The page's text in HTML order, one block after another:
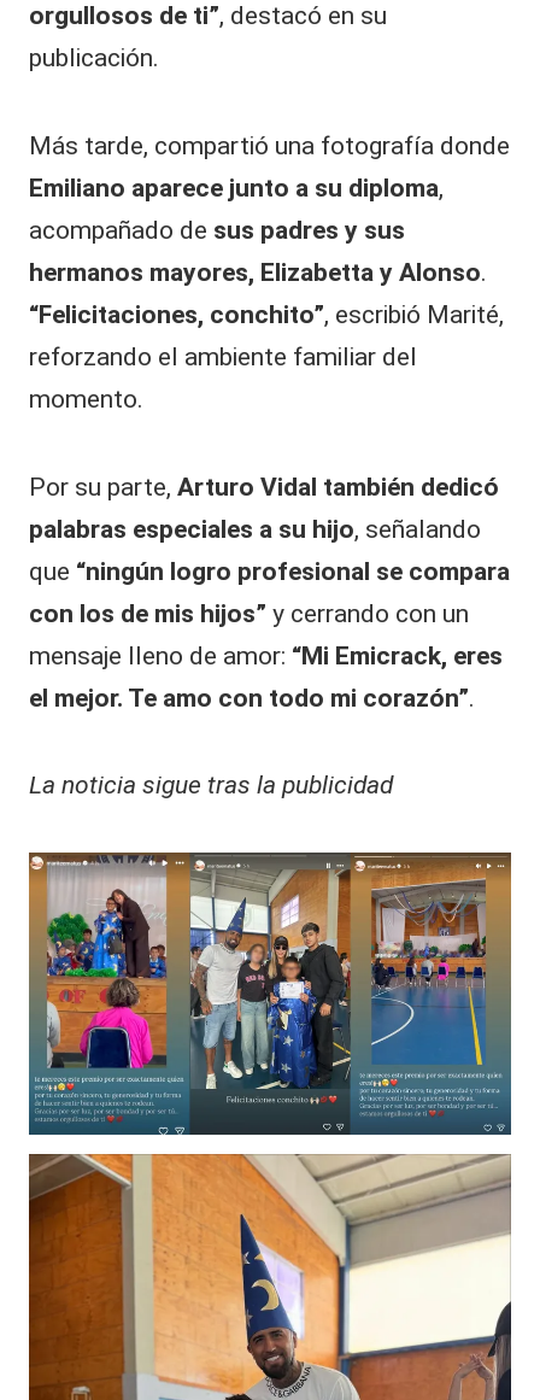
orgullosos de ti”, destacó en su
publicación.
Más tarde, compartió una fotografía donde
Emiliano aparece junto a su diploma,
acompañado de sus padres y sus
hermanos mayores, Elizabetta y Alonso.
“Felicitaciones, conchito”, escribió Marité,
reforzando el ambiente familiar del
momento.
Por su parte, Arturo Vidal también dedicó
palabras especiales a su hijo, señalando
que “ningún logro profesional se compara
con los de mis hijos” y cerrando con un
mensaje lleno de amor: “Mi Emicrack, eres
el mejor. Te amo con todo mi corazón”.
La noticia sigue tras la publicidad